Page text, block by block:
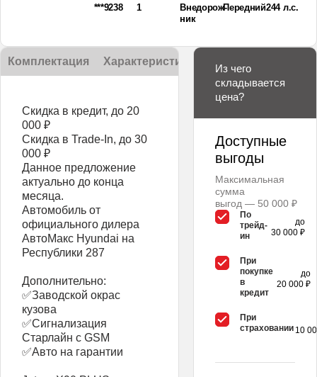
***9238 1
Внедорож­
ник
Передний244 л.с.
Комплектация Характеристики
Скидка в кредит, до 20
000 ₽
Скидка в Trade-In, до 30
000 ₽
Данное предложение
актуально до конца
месяца.
Автомобиль от
официального дилера
АвтоМакс Hyundai на
Республики 287
Дополнительно:
✅Заводской окрас
кузова
✅Сигнализация
Старлайн с GSM
✅Авто на гарантии
Из чего
складывается
цена?
Доступные
выгоды
Максимальная
сумма
выгод — 50 000 ₽
По
трейд-
ин
до
30 000 ₽
При
покупке
в
кредит
до
20 000 ₽
При
страховании 10